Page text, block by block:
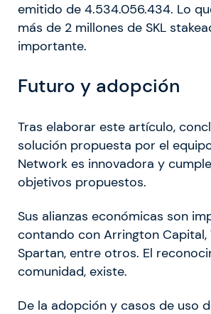
emitido de 4.534.056.434. Lo
más de 2 millones de SKL
importante.
Futuro y adopción
Tras elaborar este artículo,
solución propuesta por el
Network es innovadora y
objetivos propuestos.
Sus alianzas económicas son
contando con Arrington Capital,
Spartan, entre otros. El
comunidad, existe.
De la adopción y casos de uso